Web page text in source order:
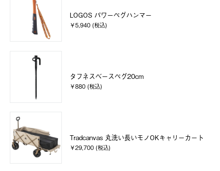
LOGOS パワーペグハンマー
￥5,940 (税込)
タフネスベースペグ20cm
￥880 (税込)
Tradcanvas 丸洗い長いモノOKキャリーカート
￥29,700 (税込)